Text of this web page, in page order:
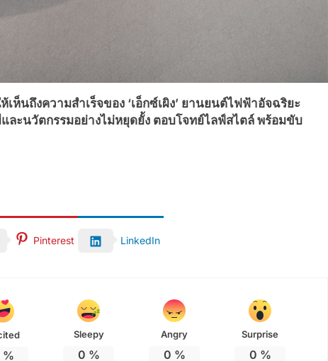
นถึงความสำเร็จของ ‘เอ็กซ์เผิง’ ยานยนต์ไฟฟ้าอัจฉริยะ
ละนวัตกรรมอย่างไม่หยุดยั้ง ตอบโจทย์ไลฟ์สไตล์ พร้อมขับ
Pinterest LinkedIn
%
Sleepy
0 %
Angry
0 %
Surprise
0 %